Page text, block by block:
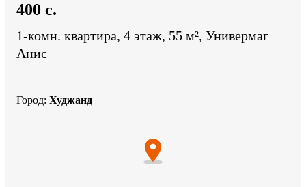
400 c.
1-комн. квартира, 4 этаж, 55 м², Универмаг
Анис
Город: Худжанд